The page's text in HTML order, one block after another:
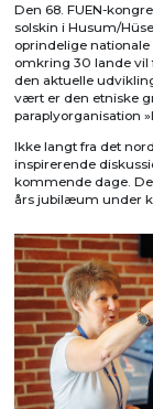
Den 68. FUEN-
solskin i Husum/
oprindelige
omkring 30 lande
den aktuelle
vært er den etniske
paraplyorganisation
Ikke langt fra det
inspirerende
kommende dage.
års jubilæum under